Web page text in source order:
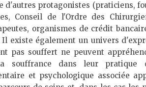
d'autres protagonistes (praticiens,
Conseil de l'Ordre des
organismes de crédit
existe également un univers
pas souffert ne peuvent
dans leur pratique
et psychologique associée